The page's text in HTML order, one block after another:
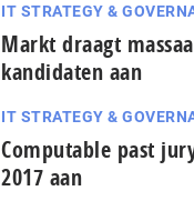
IT STRATEGY &
Markt draagt
kandidaten aan
IT STRATEGY &
Computable past
2017 aan